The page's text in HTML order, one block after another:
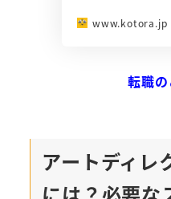
www.kotora.jp
転職
アートディレ